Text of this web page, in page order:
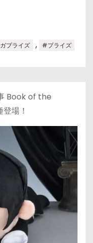
プライズ , #プライズ
Book of the
場！